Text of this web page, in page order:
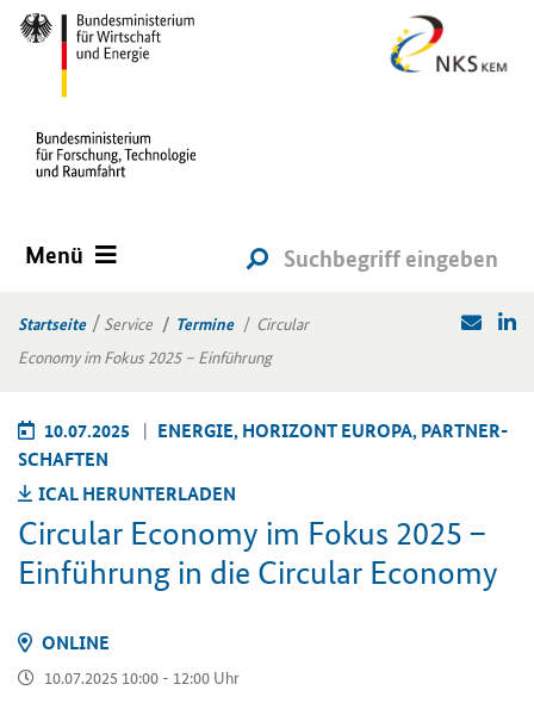
Menü
Startseite Service Termine
Circular
Economy im Fokus 2025 – Einführung
10.07.2025
EN­ER­GIE, HO­RI­ZONT EU­RO­PA, PART­NER­
SCHAF­TEN
ICAL HER­UN­TER­LA­DEN
Circular Economy im Fokus 2025 –
Ein­füh­rung in die Circular Economy
ON­LINE
10.07.2025 10:00 - 12:00 Uhr